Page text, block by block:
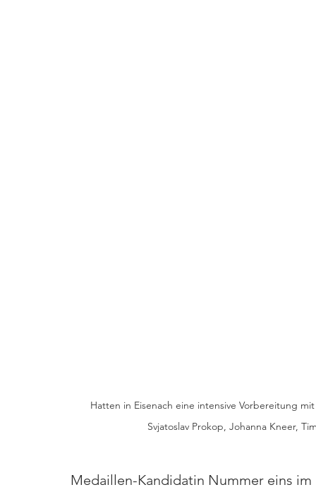
Hatten in Eisenach eine intensive Vorbereitung
Svjatoslav Prokop, Johanna Kneer,
Medaillen-Kandidatin Nummer eins